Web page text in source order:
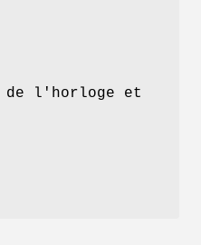
de l'horloge et